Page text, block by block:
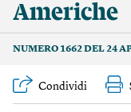
Americhe
NUMERO 1662 DEL 24
Condividi